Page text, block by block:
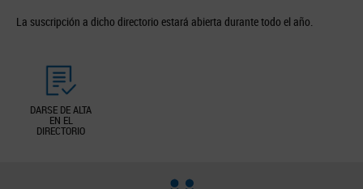
La suscripción a dicho directorio estará abierta durante todo el año.
DARSE DE ALTA
EN EL
DIRECTORIO